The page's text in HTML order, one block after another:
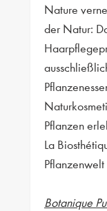
Nature
der Natur:
Pflanzen
La
Pflanzenwelt
Botanique